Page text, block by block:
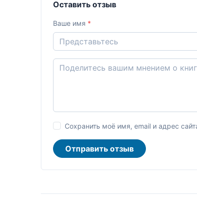
Оставить отзыв
Ваше имя *
Сохранить моё имя, email и адрес
Отправить отзыв